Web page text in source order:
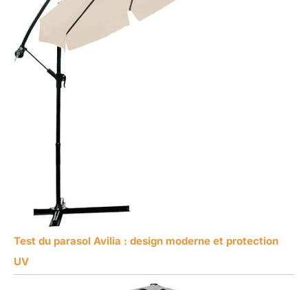
Test du parasol Avilia : design moderne et protection
UV